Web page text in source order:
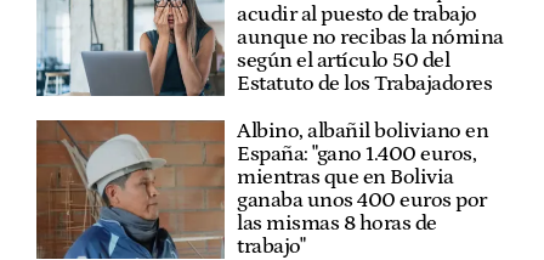
acudir al puesto de trabajo
aunque no recibas la nómina
según el artículo 50 del
Estatuto de los Trabajadores
Albino, albañil boliviano en
España: "gano 1.400 euros,
mientras que en Bolivia
ganaba unos 400 euros por
las mismas 8 horas de
trabajo"